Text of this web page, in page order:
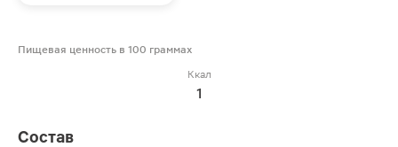
Пищевая ценность в 100 граммах
Ккал
1
Состав